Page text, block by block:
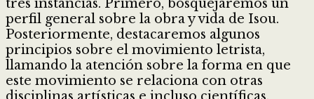
tres instancias. Primero, bosquejaremos un
perfil general sobre la obra y vida de Isou.
Posteriormente, destacaremos algunos
principios sobre el movimiento letrista,
llamando la atención sobre la forma en que
este movimiento se relaciona con otras